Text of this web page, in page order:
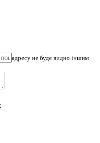
адресу не буде видно іншим